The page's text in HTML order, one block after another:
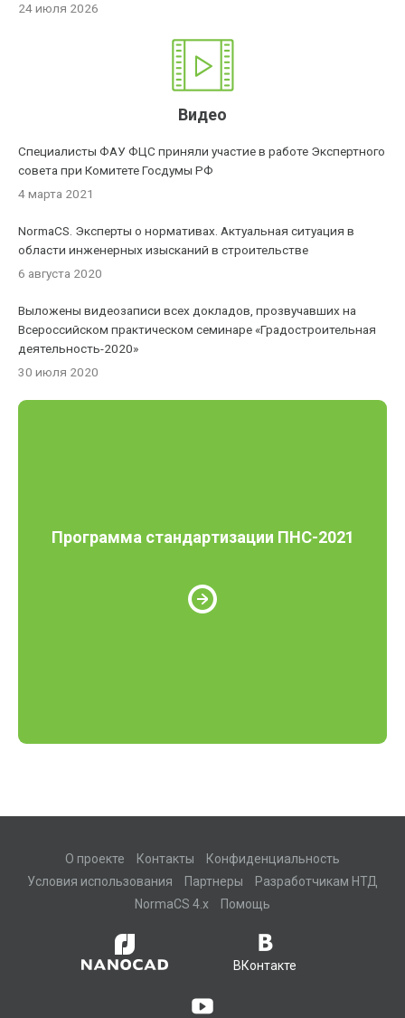
24 июля 2026
Видео
Специалисты ФАУ ФЦС приняли участие в работе Экспертного
совета при Комитете Госдумы РФ
4 марта 2021
NormaCS. Эксперты о нормативах. Актуальная ситуация в
области инженерных изысканий в строительстве
6 августа 2020
Выложены видеозаписи всех докладов, прозвучавших на
Всероссийском практическом семинаре «Градостроительная
деятельность-2020»
30 июля 2020
Программа стандартизации ПНС-2021
О проекте Контакты
Конфиденциальность
Условия использования
Партнеры
Разработчикам НТД
NormaCS 4.x
Помощь
ВКонтакте